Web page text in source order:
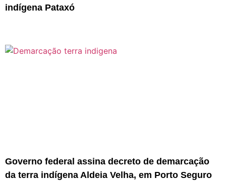
indígena Pataxó
Governo federal assina decreto de demarcação
da terra indígena Aldeia Velha, em Porto Seguro